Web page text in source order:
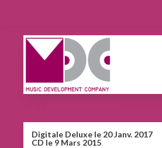
Digitale Deluxe le 20 Janv. 2017
CD le 9 Mars 2015